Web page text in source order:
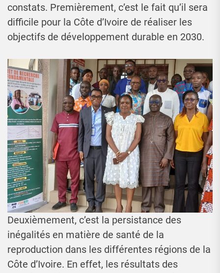
constats. Premièrement, c’est le fait qu’il sera
difficile pour la Côte d’Ivoire de réaliser les
objectifs de développement durable en 2030.
Deuxièmement, c’est la persistance des
inégalités en matière de santé de la
reproduction dans les différentes régions de la
Côte d’Ivoire. En effet, les résultats des